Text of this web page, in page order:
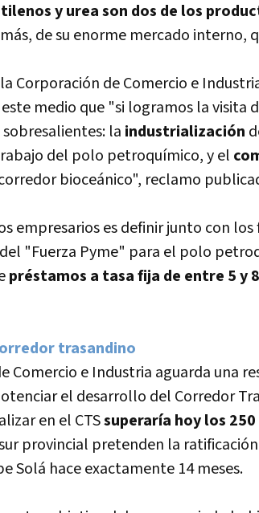
y urea son dos de los
de su enorme mercado interno,
Corporación de Comercio e
medio que "si logramos la visita
la industrialización
del polo petroquí­mico, y el
bioceánico", reclamo
empresarios es definir junto con
"Fuerza Pyme" para el polo
préstamos a tasa fija de entre 5 y
trasandino
Comercio e Industria aguarda una
el desarrollo del Corredor
en el CTSsuperarí­a hoy los
provincial pretenden la
Solá hace exactamente 14 meses.